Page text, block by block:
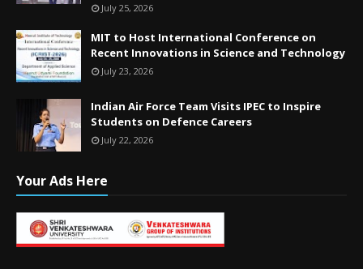
July 25, 2026
MIT to Host International Conference on
Recent Innovations in Science and Technology
July 23, 2026
Indian Air Force Team Visits IPEC to Inspire
Students on Defence Careers
July 22, 2026
Your Ads Here